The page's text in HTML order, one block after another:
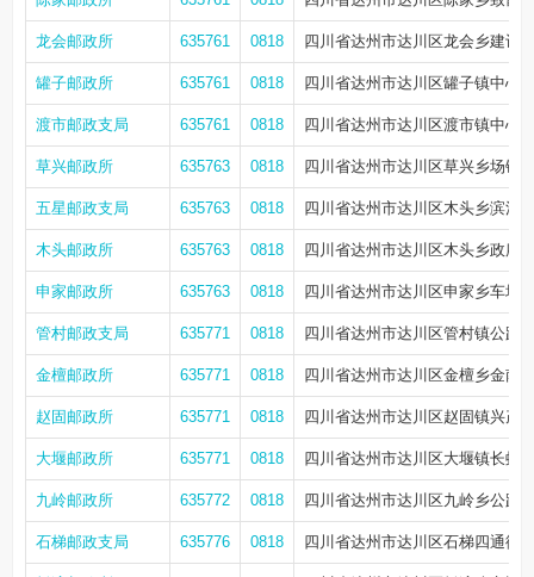
龙会邮政所 635761 0818 四川省达州市达川区龙会乡建设
罐子邮政所 635761 0818 四川省达州市达川区罐子镇中心
渡市邮政支局 635761 0818 四川省达州市达川区渡市镇中心
草兴邮政所 635763 0818 四川省达州市达川区草兴乡场镇
五星邮政支局 635763 0818 四川省达州市达川区木头乡滨江
木头邮政所 635763 0818 四川省达州市达川区木头乡政府
申家邮政所 635763 0818 四川省达州市达川区申家乡车坝
管村邮政支局 635771 0818 四川省达州市达川区管村镇公路
金檀邮政所 635771 0818 四川省达州市达川区金檀乡金南
赵固邮政所 635771 0818 四川省达州市达川区赵固镇兴茂
大堰邮政所 635771 0818 四川省达州市达川区大堰镇长虹
九岭邮政所 635772 0818 四川省达州市达川区九岭乡公路
石梯邮政支局 635776 0818 四川省达州市达川区石梯四通街